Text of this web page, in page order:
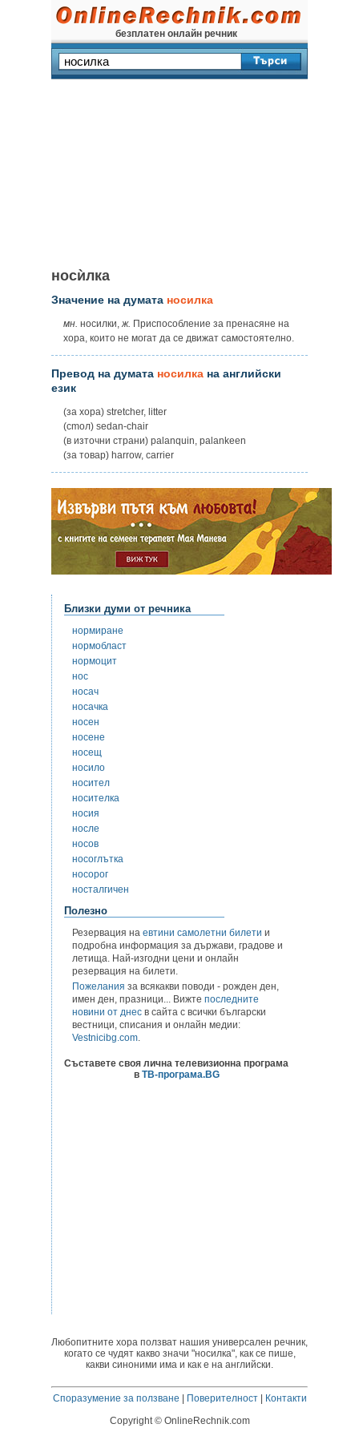
безплатен онлайн речник
носѝлка
Значение на думата носилка
мн. носилки,ж. Приспособление за пренасяне на
хора, които не могат да се движат самостоятелно.
Превод на думата носилка на английски
език
(за хора) stretcher, litter
(cmoл) sedan-chair
(в източни страни) palanquin, palankeen
(за товар) harrow, carrier
Близки думи от речника
нормиране
нормобласт
нормоцит
нос
носач
носачка
носен
носене
носещ
носило
носител
носителка
носия
носле
носов
носоглътка
носорог
носталгичен
Полезно
Резервация на евтини самолетни билети и
подробна информация за държави, градове и
летища. Най-изгодни цени и онлайн
резервация на билети.
Пожелания за всякакви поводи - рожден ден,
имен ден, празници... Вижте последните
новини от днес в сайта с всички български
вестници, списания и онлайн медии:
Vestnicibg.com.
Съставете своя лична телевизионна програма
в ТВ-програма.BG
Любопитните хора ползват нашия универсален речник,
когато се чудят какво значи "носилка", как се пише,
какви синоними има и как е на английски.
Споразумение за ползване | Поверителност| Контакти
Copyright © OnlineRechnik.com